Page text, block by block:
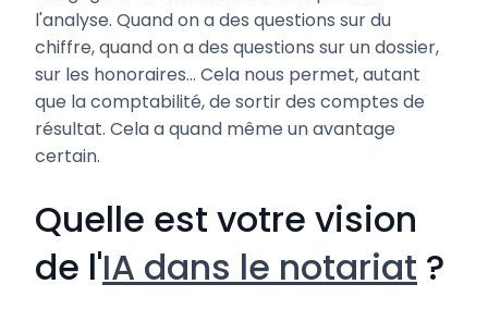
l'analyse. Quand on a des questions sur du
chiffre, quand on a des questions sur un dossier,
sur les honoraires... Cela nous permet, autant
que la comptabilité, de sortir des comptes de
résultat. Cela a quand même un avantage
certain.
Quelle est votre vision
de l'IA dans le notariat ?